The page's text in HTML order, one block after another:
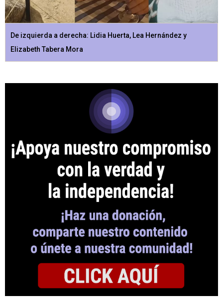
De izquierda a derecha: Lidia Huerta, Lea Hernández y
Elizabeth Tabera Mora